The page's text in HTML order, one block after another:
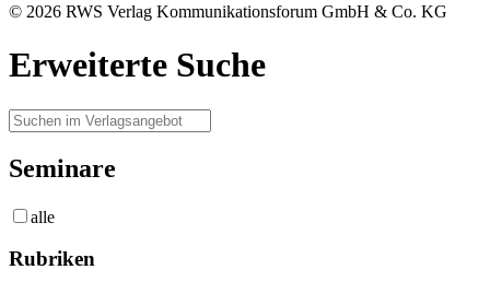
© 2026 RWS Verlag Kommunikationsforum GmbH & Co. KG
Erweiterte Suche
Seminare
alle
Rubriken